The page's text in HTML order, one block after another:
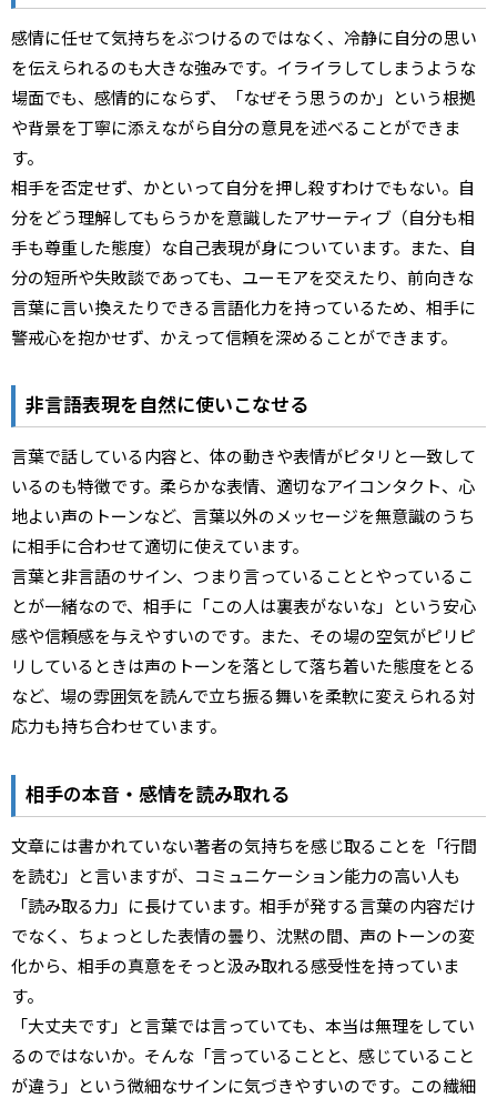
感情に任せて気持ちをぶつけるのではなく、冷静に自分の思い
を伝えられるのも大きな強みです。イライラしてしまうような
場面でも、感情的にならず、「なぜそう思うのか」という根拠
や背景を丁寧に添えながら自分の意見を述べることができま
す。
相手を否定せず、かといって自分を押し殺すわけでもない。自
分をどう理解してもらうかを意識したアサーティブ（自分も相
手も尊重した態度）な自己表現が身についています。また、自
分の短所や失敗談であっても、ユーモアを交えたり、前向きな
言葉に言い換えたりできる言語化力を持っているため、相手に
警戒心を抱かせず、かえって信頼を深めることができます。
非言語表現を自然に使いこなせる
言葉で話している内容と、体の動きや表情がピタリと一致して
いるのも特徴です。柔らかな表情、適切なアイコンタクト、心
地よい声のトーンなど、言葉以外のメッセージを無意識のうち
に相手に合わせて適切に使えています。
言葉と非言語のサイン、つまり言っていることとやっているこ
とが一緒なので、相手に「この人は裏表がないな」という安心
感や信頼感を与えやすいのです。また、その場の空気がピリピ
リしているときは声のトーンを落として落ち着いた態度をとる
など、場の雰囲気を読んで立ち振る舞いを柔軟に変えられる対
応力も持ち合わせています。
相手の本音・感情を読み取れる
文章には書かれていない著者の気持ちを感じ取ることを「行間
を読む」と言いますが、コミュニケーション能力の高い人も
「読み取る力」に長けています。相手が発する言葉の内容だけ
でなく、ちょっとした表情の曇り、沈黙の間、声のトーンの変
化から、相手の真意をそっと汲み取れる感受性を持っていま
す。
「大丈夫です」と言葉では言っていても、本当は無理をしてい
るのではないか。そんな「言っていることと、感じていること
が違う」という微細なサインに気づきやすいのです。この繊細